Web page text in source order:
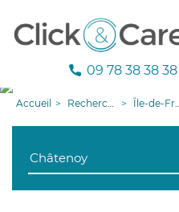
09 78 38 38 38
Accueil Recherche aide à domicile Île-de-France